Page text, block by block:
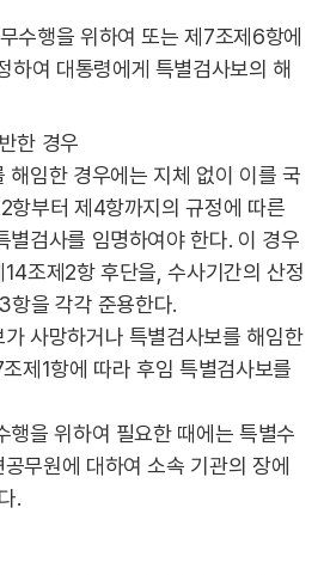
수행을 위하여 또는 제7조제6항에
하여 대통령에게 특별검사보의 해
한 경우
임한 경우에는 지체 없이 이를 국
항부터 제4항까지의 규정에 따른
별검사를 임명하여야 한다. 이 경우
조제2항 후단을, 수사기간의 산정
항을 각각 준용한다.
사망하거나 특별검사보를 해임한
제1항에 따라 후임 특별검사보를
을 위하여 필요한 때에는 특별수
무원에 대하여 소속 기관의 장에
.